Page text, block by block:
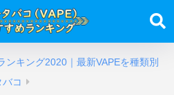
ンキング2020｜最新VAPEを種類別
バコ